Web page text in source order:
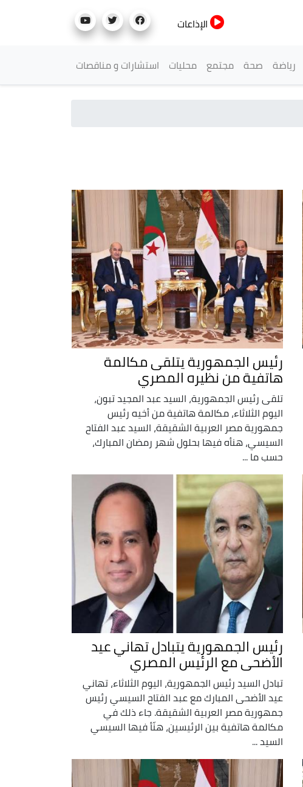
الإذاعات
رياضة صحة مجتمع محليات استشارات و مناقصات
رئيس الجمهورية يتلقى مكالمة
هاتفية من نظيره المصري
تلقى رئيس الجمهورية، السيد عبد المجيد تبون،
اليوم الثلاثاء، مكالمة هاتفية من أخيه رئيس
جمهورية مصر العربية الشقيقة، السيد عبد الفتاح
السيسي، هنأه فيها بحلول شهر رمضان المبارك،
حسب ما ...
رئيس الجمهورية يتبادل تهاني عيد
الأضحى مع الرئيس المصري
تبادل السيد رئيس الجمهورية، اليوم الثلاثاء، تهاني
عيد الأضحى المبارك مع عبد الفتاح السيسي رئيس
جمهورية مصر العربية الشقيقة. جاء ذلك في
مكالمة هاتفية بين الرئيسين، هنّأ فيها السيسي
السيد ...